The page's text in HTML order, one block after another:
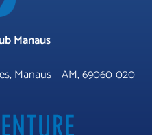
Manaus
Manaus – AM, 69060-020